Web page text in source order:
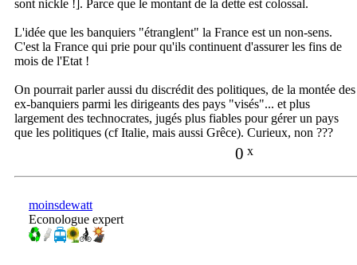
sont nickle !]. Parce que le montant de la dette est colossal.
L'idée que les banquiers "étranglent" la France est un non-sens.
C'est la France qui prie pour qu'ils continuent d'assurer les fins de
mois de l'Etat !
On pourrait parler aussi du discrédit des politiques, de la montée des
ex-banquiers parmi les dirigeants des pays "visés"... et plus
largement des technocrates, jugés plus fiables pour gérer un pays
que les politiques (cf Italie, mais aussi Grêce). Curieux, non ???
0 x
moinsdewatt
Econologue expert